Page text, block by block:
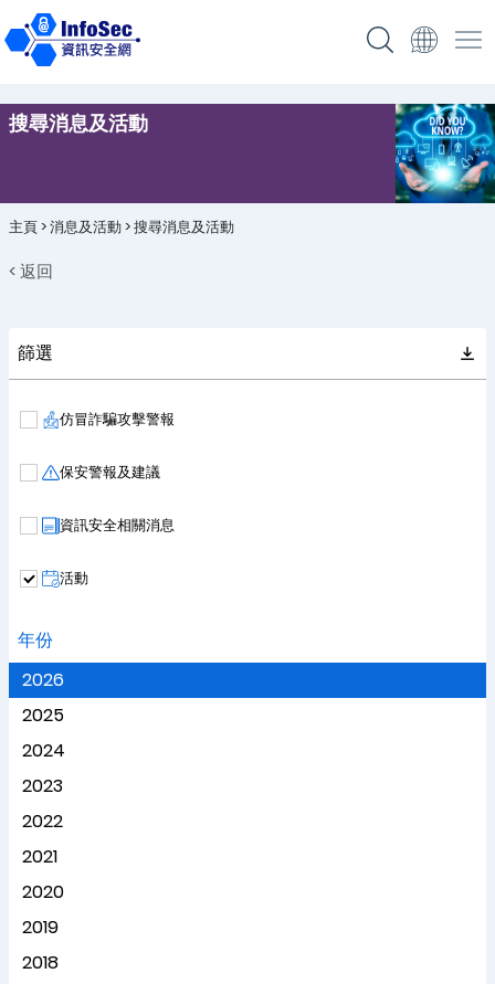
搜尋消息及活動
主頁>消息及活動>搜尋消息及活動
< 返回
篩選
仿冒詐騙攻擊警報
保安警報及建議
資訊安全相關消息
活動
年份
2026
2025
2024
2023
2022
2021
2020
2019
2018